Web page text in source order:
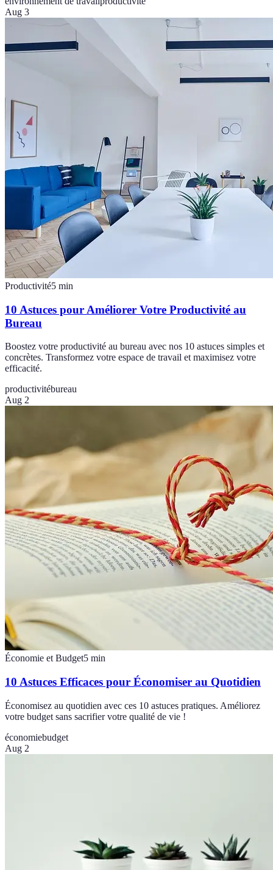
Aug 3
Productivité5 min
10 Astuces pour Améliorer Votre Productivité au
Bureau
Boostez votre productivité au bureau avec nos 10 astuces simples et
concrètes. Transformez votre espace de travail et maximisez votre
efficacité.
productivitébureau
Aug 2
Économie et Budget5 min
10 Astuces Efficaces pour Économiser au Quotidien
Économisez au quotidien avec ces 10 astuces pratiques. Améliorez
votre budget sans sacrifier votre qualité de vie !
économiebudget
Aug 2